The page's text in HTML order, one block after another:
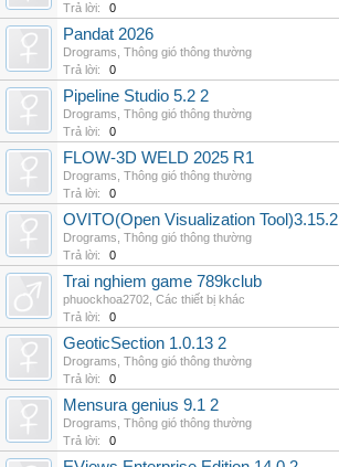
Trả lời:
0
Pandat 2026
Drograms Thông gió thông thường
Trả lời:
0
Pipeline Studio 5.2 2
Drograms Thông gió thông thường
Trả lời:
0
FLOW-3D WELD 2025 R1
Drograms Thông gió thông thường
Trả lời:
0
OVITO(Open Visualization Tool)3.15.2
Drograms Thông gió thông thường
Trả lời:
0
Trai nghiem game 789kclub
phuockhoa2702 Các thiết bị khác
Trả lời:
0
GeoticSection 1.0.13 2
Drograms Thông gió thông thường
Trả lời:
0
Mensura genius 9.1 2
Drograms Thông gió thông thường
Trả lời:
0